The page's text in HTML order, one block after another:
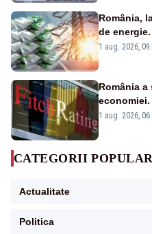
România,
de
Analiză
1 aug. 2026,
România a
„BBB-” cu
1 aug. 2026,
CATEGORII
Actualitate
Politica